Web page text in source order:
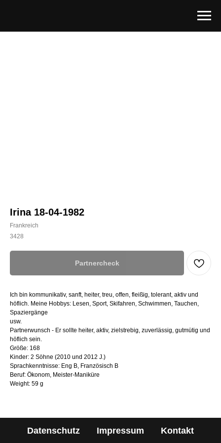
Irina 18-04-1982
Frankreich
3428
Partnercheck
Ich bin kommunikativ, sanft, heiter, treu, offen, fleißig, tolerant, aktiv und
höflich. Meine Hobbys: Lesen, Sport, Skifahren, Schwimmen, Tauchen,
Spaziergänge
usw.
Partnerwunsch - Er sollte heiter, aktiv, zielstrebig, zuverlässig, gutmütig und
höflich sein.
Größe: 168
Kinder: 2 Söhne (2010 und 2012 J.)
Sprachkenntnisse: Eng B, Französisch B
Beruf: Ökonom, Meister-Maniküre
Weight: 59 g
Datenschutz Impressum Kontakt